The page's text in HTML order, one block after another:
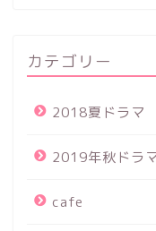
カテゴリー
2018夏ドラマ
2019年秋ドラ
cafe